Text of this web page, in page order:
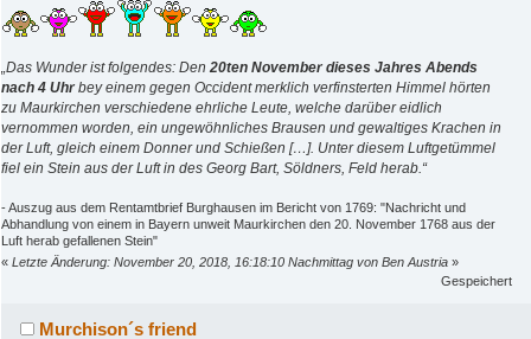
„Das Wunder ist folgendes: Den 20ten November dieses Jahres Abends
nach 4 Uhrbey einem gegen Occident merklich verfinsterten Himmel hörten
zu Maurkirchen verschiedene ehrliche Leute, welche darüber eidlich
vernommen worden, ein ungewöhnliches Brausen und gewaltiges Krachen in
der Luft, gleich einem Donner und Schießen […]. Unter diesem Luftgetümmel
fiel ein Stein aus der Luft in des Georg Bart, Söldners, Feld herab.“
- Auszug aus dem Rentamtbrief Burghausen im Bericht von 1769: "Nachricht und
Abhandlung von einem in Bayern unweit Maurkirchen den 20. November 1768 aus der
Luft herab gefallenen Stein"
« Letzte Änderung: November 20, 2018, 16:18:10 Nachmittag von Ben Austria »
Gespeichert
Murchison´s friend